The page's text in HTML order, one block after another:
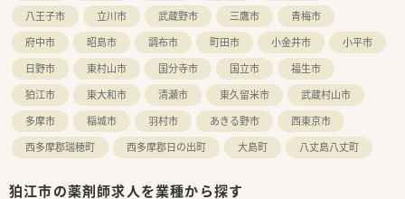
八王子市 立川市 武蔵野市 三鷹市
青梅市
府中市
昭島市 調布市 町田市 小金井市
小平市
日野市
東村山市 国分寺市 国立市
福生市
狛江市
東大和市 清瀬市 東久留米市
武蔵村山市
多摩市
稲城市 羽村市 あきる野市
西東京市
西多摩郡瑞穂町
西多摩郡日の出町 大島町 八丈島八丈町
狛江市の薬剤師求人を業種から探す